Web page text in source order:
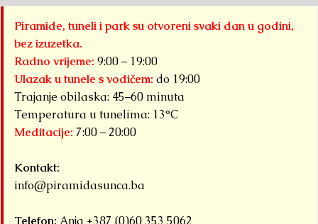
Piramide, tuneli i park su otvoreni svaki dan u godini,
bez izuzetka.
Radno vrijeme: 9:00 – 19:00
Ulazak u tunele s vodičem: do 19:00
Trajanje obilaska: 45–60 minuta
Temperatura u tunelima: 13°C
Meditacije: 7:00 – 20:00
Kontakt:
info@piramidasunca.ba
Telefon: Anja +387 (0)60 353 5062